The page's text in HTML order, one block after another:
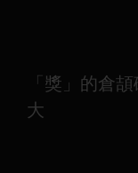
「獎」的倉
大